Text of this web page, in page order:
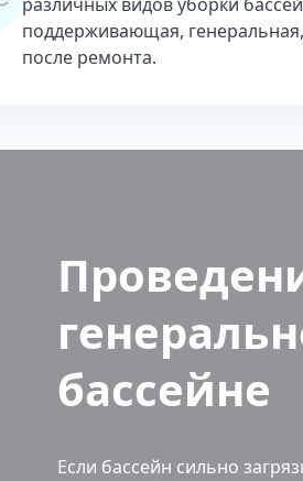
поддерживающая, генеральная,
после ремонта.
бассейне
Если бассейн сильно